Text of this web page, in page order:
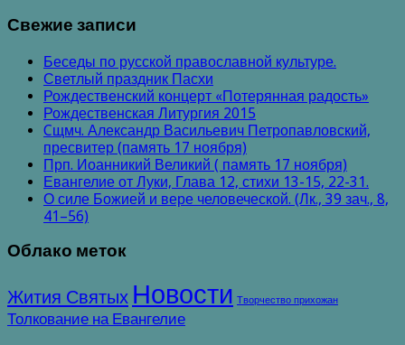
Свежие записи
Беседы по русской православной культуре.
Светлый праздник Пасхи
Рождественский концерт «Потерянная радость»
Рождественская Литургия 2015
Cщмч. Александр Васильевич Петропавловский,
пресвитер (память 17 ноября)
Прп. Иоанникий Великий ( память 17 ноября)
Евангелие от Луки, Глава 12, стихи 13-15, 22-31.
О силе Божией и вере человеческой. (Лк., 39 зач., 8,
41–56)
Облако меток
Жития Святых Новости Творчество прихожан
Толкование на Евангелие